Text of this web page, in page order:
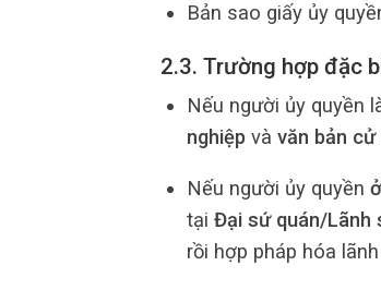
Bản sao giấy ủy
2.3. Trường hợp đặc
Nếu người ủy quyền
nghiệp và văn bản cử
Nếu người ủy quyền
tại Đại sứ quán/Lãnh
rồi hợp pháp hóa